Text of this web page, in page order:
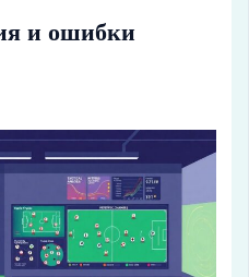
и ошибки